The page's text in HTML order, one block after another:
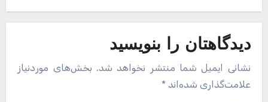
دیدگاهتان را بنویسید
نشانی ایمیل شما منتشر نخواهد شد. بخش‌های موردنیاز
علامت‌گذاری شده‌اند *